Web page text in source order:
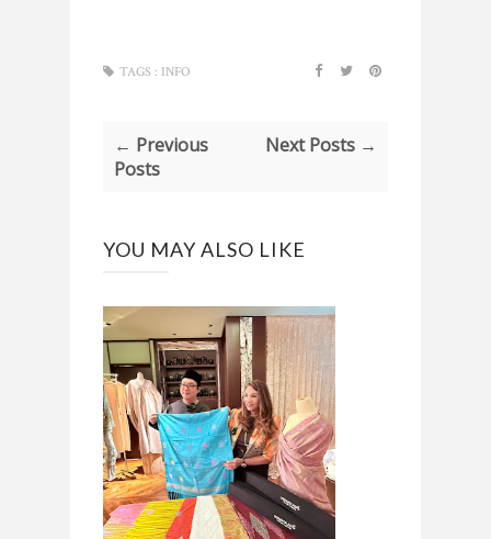
TAGS : INFO
← Previous
Posts
Next Posts →
YOU MAY ALSO LIKE